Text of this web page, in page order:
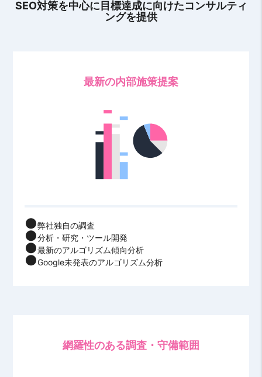
SEO対策を中心に目標達成に向けたコンサルティ
ングを提供
最新の内部施策提案
弊社独自の調査
分析・研究・ツール開発
最新のアルゴリズム傾向分析
Google未発表のアルゴリズム分析
網羅性のある調査・守備範囲